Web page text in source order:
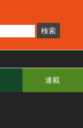
連載